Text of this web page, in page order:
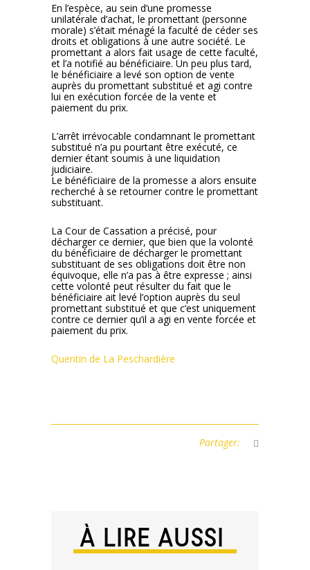
En l’espèce, au sein d’une promesse
unilatérale d’achat, le promettant (personne
morale) s’était ménagé la faculté de céder ses
droits et obligations à une autre société. Le
promettant a alors fait usage de cette faculté,
et l’a notifié au bénéficiaire. Un peu plus tard,
le bénéficiaire a levé son option de vente
auprès du promettant substitué et agi contre
lui en exécution forcée de la vente et
paiement du prix.
L’arrêt irrévocable condamnant le promettant
substitué n’a pu pourtant être exécuté, ce
dernier étant soumis à une liquidation
judiciaire.
Le bénéficiaire de la promesse a alors ensuite
recherché à se retourner contre le promettant
substituant.
La Cour de Cassation a précisé, pour
décharger ce dernier, que bien que la volonté
du bénéficiaire de décharger le promettant
substituant de ses obligations doit être non
équivoque, elle n’a pas à être expresse ; ainsi
cette volonté peut résulter du fait que le
bénéficiaire ait levé l’option auprès du seul
promettant substitué et que c’est uniquement
contre ce dernier qu’il a agi en vente forcée et
paiement du prix.
Quentin de La Peschardière
Partager:
À LIRE AUSSI